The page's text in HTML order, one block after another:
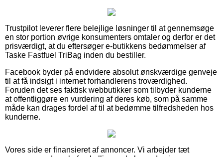
Trustpilot leverer flere belejlige løsninger til at gennemsøge
en stor portion øvrige konsumenters omtaler og derfor er det
prisværdigt, at du eftersøger e-butikkens bedømmelser af
Taske Fastfuel TriBag inden du bestiller.
Facebook byder på endvidere absolut ønskværdige genveje
til at få indsigt i internet forhandlerens troværdighed.
Foruden det ses faktisk webbutikker som tilbyder kunderne
at offentliggøre en vurdering af deres køb, som på samme
måde kan drages fordel af til at bedømme tilfredsheden hos
kunderne.
Vores side er finansieret af annoncer. Vi arbejder tæt